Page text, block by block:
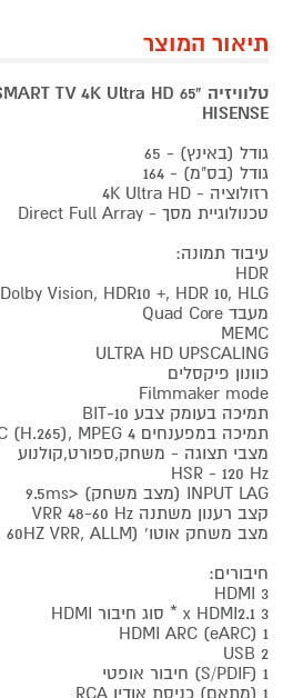
תיאור המוצר
HISENSE
גודל (באינץ) - 65
גודל (בס"מ) - 164
רזולוציה - 4K Ultra HD
טכנולוגיית מסך - Direct Full Array
עיבוד תמונה:
HDR
Dolby Vision, HDR10 +, HDR 10, HLG תאימות HDR
מעבד Quad Core
MEMC
ULTRA HD UPSCALING
כוונון פיקסלים
Filmmaker mode
תמיכה בעומק צבע 10-BIT
תמיכה במפענחים VP9, HEVC (H.265), MPEG 4
מצבי תצוגה - משחק,ספורט,קולנוע
HSR - 120 Hz
INPUT LAG (מצב משחק) <9.5ms
קצב רענון משתנה VRR 48-60 Hz
מצב משחק אוטו' Game Mode Plus(with 60HZ VRR, ALLM)
חיבורים:
3 HDMI
3 x HDMI2.1 * סוג חיבור HDMI
1 (eARC) HDMI ARC
2 USB
1 (S/PDIF) חיבור אופטי
1 (מתאם) כניסת אודיו RCA